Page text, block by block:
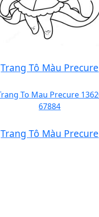
Trang Tô Màu Precure
Trang Tô Màu Precure